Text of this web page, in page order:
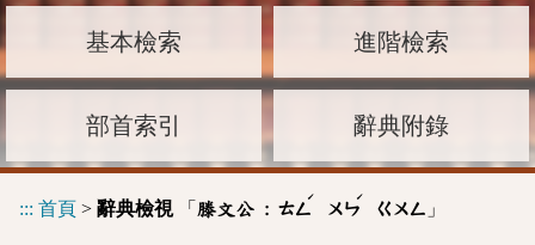
基本檢索 進階檢索
部首索引 辭典附錄
::: 首頁 > 辭典檢視「 滕文公 : ㄊㄥ
ˊ
ㄨㄣ
ˊ
ㄍㄨㄥ 」